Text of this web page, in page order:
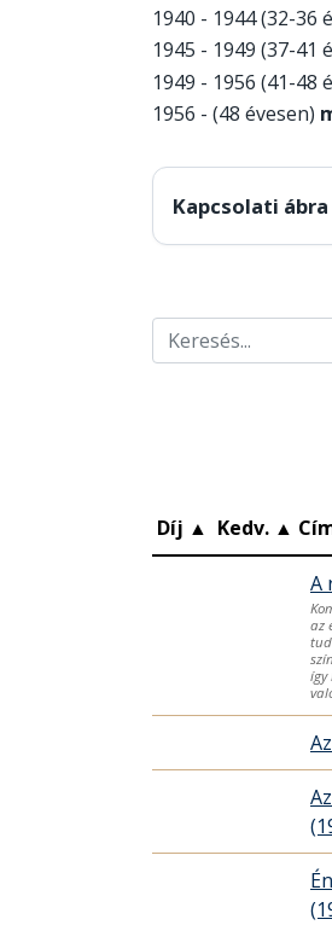
1940 - 1944 (32-36
1945 - 1949 (37-41
1949 - 1956 (41-48
1956 - (48 évesen)
Kapcsolati ábra
Díj ▲ Kedv. ▲
A
az
így